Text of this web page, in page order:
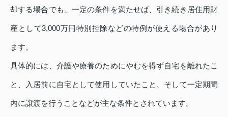
却する場合でも、一定の条件を満たせば、引き続き居住用財
産として3,000万円特別控除などの特例が使える場合があり
ます。
具体的には、介護や療養のためにやむを得ず自宅を離れたこ
と、入居前に自宅として使用していたこと、そして一定期間
内に譲渡を行うことなどが主な条件とされています。